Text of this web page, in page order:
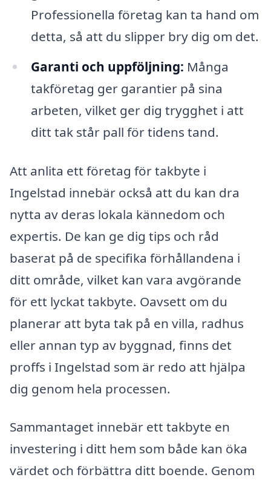
Professionella företag kan ta hand om
detta, så att du slipper bry dig om det.
Garanti och uppföljning: Många
takföretag ger garantier på sina
arbeten, vilket ger dig trygghet i att
ditt tak står pall för tidens tand.
Att anlita ett företag för takbyte i
Ingelstad innebär också att du kan dra
nytta av deras lokala kännedom och
expertis. De kan ge dig tips och råd
baserat på de specifika förhållandena i
ditt område, vilket kan vara avgörande
för ett lyckat takbyte. Oavsett om du
planerar att byta tak på en villa, radhus
eller annan typ av byggnad, finns det
proffs i Ingelstad som är redo att hjälpa
dig genom hela processen.
Sammantaget innebär ett takbyte en
investering i ditt hem som både kan öka
värdet och förbättra ditt boende. Genom